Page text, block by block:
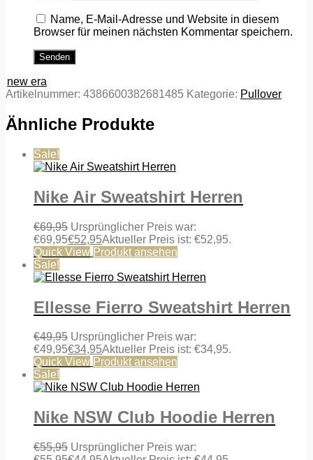
Name, E-Mail-Adresse und Website in diesem
Browser für meinen nächsten Kommentar speichern.
new era
Artikelnummer: 4386600382681485 Kategorie: Pullover
Ähnliche Produkte
Sale!
Nike Air Sweatshirt Herren
€69,95 Ursprünglicher Preis war:
€69,95€52,95Aktueller Preis ist: €52,95.
Quick View Produkt ansehen
Sale!
Ellesse Fierro Sweatshirt Herren
€49,95 Ursprünglicher Preis war:
€49,95€34,95Aktueller Preis ist: €34,95.
Quick View Produkt ansehen
Sale!
Nike NSW Club Hoodie Herren
€55,95 Ursprünglicher Preis war: